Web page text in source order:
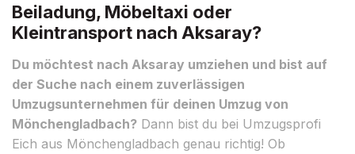
Beiladung, Möbeltaxi oder
Kleintransport nach Aksaray?
Du möchtest nach Aksaray umziehen und bist auf
der Suche nach einem zuverlässigen
Umzugsunternehmen für deinen Umzug von
Mönchengladbach? Dann bist du bei Umzugsprofi
Eich aus Mönchengladbach genau richtig! Ob